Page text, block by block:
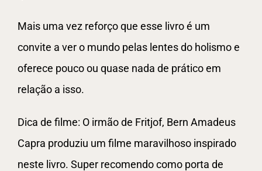
Mais uma vez reforço que esse livro é um
convite a ver o mundo pelas lentes do holismo e
oferece pouco ou quase nada de prático em
relação a isso.
Dica de filme: O irmão de Fritjof, Bern Amadeus
Capra produziu um filme maravilhoso inspirado
neste livro. Super recomendo como porta de